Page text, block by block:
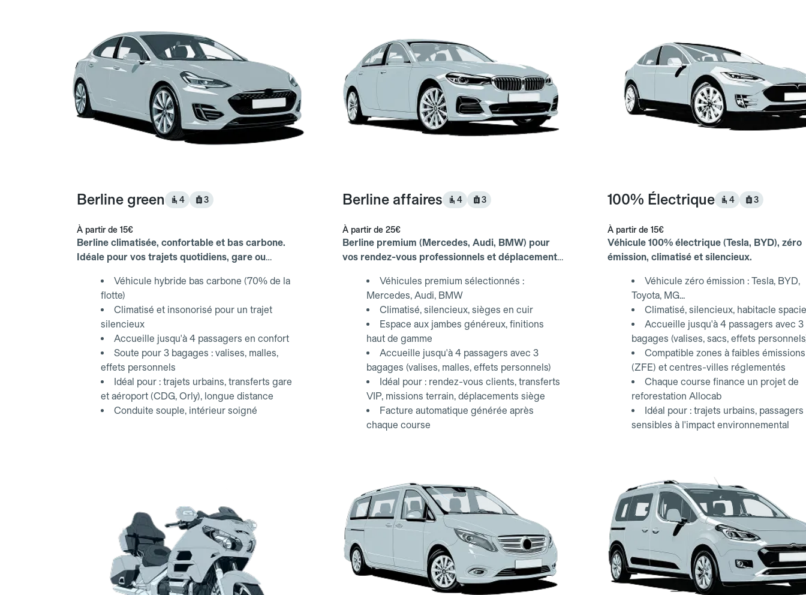
Berline green 4 3
À partir de 15€
Berline climatisée, confortable et bas carbone.
Idéale pour vos trajets quotidiens, gare ou
Véhicule hybride bas carbone (70% de la
flotte)
Climatisé et insonorisé pour un trajet
silencieux
Accueille jusqu'à 4 passagers en confort
Soute pour 3 bagages : valises, malles,
effets personnels
Idéal pour : trajets urbains, transferts gare
et aéroport (CDG, Orly), longue distance
Conduite souple, intérieur soigné
Berline affaires 4 3
À partir de 25€
Berline premium (Mercedes, Audi, BMW) pour
vos rendez-vous professionnels et déplacements
Véhicules premium sélectionnés :
Mercedes, Audi, BMW
Climatisé, silencieux, sièges en cuir
Espace aux jambes généreux, finitions
haut de gamme
Accueille jusqu'à 4 passagers avec 3
bagages (valises, malles, effets personnels)
Idéal pour : rendez-vous clients, transferts
VIP, missions terrain, déplacements siège
Facture automatique générée après
chaque course
100% Électrique 4 3
À partir de 15€
Véhicule 100% électrique (Tesla, BYD), zéro
émission, climatisé et silencieux.
Véhicule zéro émission : Tesla, BYD,
Toyota, MG...
Climatisé, silencieux, habitacle
Accueille jusqu'à 4 passagers avec 3
bagages (valises, sacs, effets
Compatible zones à faibles émissions
(ZFE) et centres-villes réglementés
Chaque course finance un projet de
reforestation Allocab
Idéal pour : trajets urbains, passagers
sensibles à l'impact environnemental